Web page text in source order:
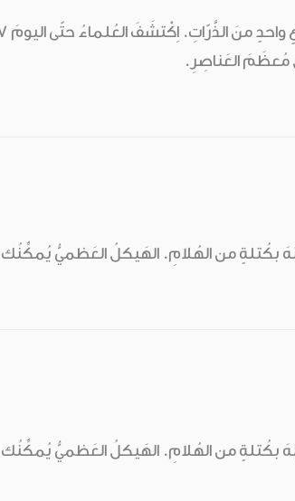
مُعظَمَ العَناصِرِ.
بكُتلةٍ من الهُلامِ. الهَيكلُ العَظميُّ
بكُتلةٍ من الهُلامِ. الهَيكلُ العَظميُّ